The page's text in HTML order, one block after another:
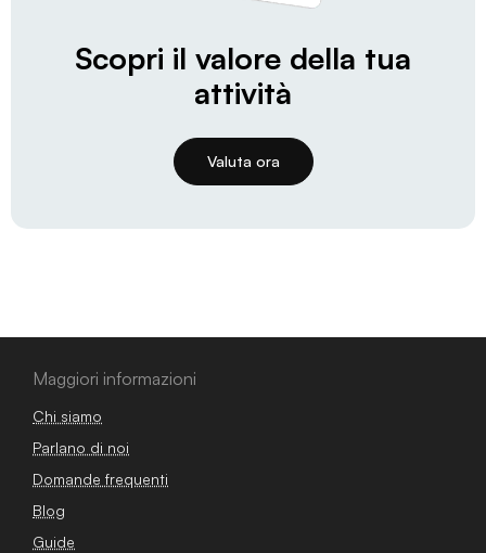
Scopri il valore della tua
attività
Valuta ora
Maggiori informazioni
Chi siamo
Parlano di noi
Domande frequenti
Blog
Guide